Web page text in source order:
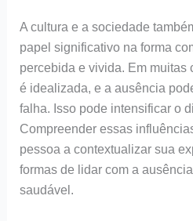
A cultura e a sociedade
papel significativo na forma
percebida e vivida. Em muitas
é idealizada, e a ausência
falha. Isso pode intensificar o
Compreender essas
pessoa a contextualizar sua
formas de lidar com a
saudável.